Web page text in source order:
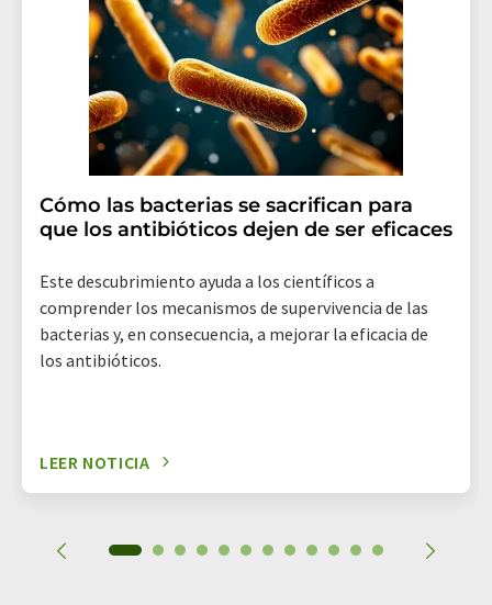
revoke@lumitos.com . Además, en cada correo
electrónico se incluye un enlace para anular la
suscripción al boletín informativo correspondiente.
Cómo las bacterias se sacrifican para
que los antibióticos dejen de ser eficaces
Este descubrimiento ayuda a los científicos a
comprender los mecanismos de supervivencia de las
bacterias y, en consecuencia, a mejorar la eficacia de
los antibióticos.
LEER NOTICIA